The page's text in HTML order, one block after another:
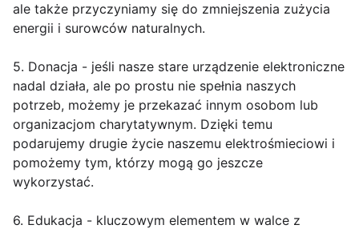
ale także przyczyniamy się do zmniejszenia zużycia
energii i surowców naturalnych.
5. Donacja - jeśli nasze stare urządzenie elektroniczne
nadal działa, ale po prostu nie spełnia naszych
potrzeb, możemy je przekazać innym osobom lub
organizacjom charytatywnym. Dzięki temu
podarujemy drugie życie naszemu elektrośmieciowi i
pomożemy tym, którzy mogą go jeszcze
wykorzystać.
6. Edukacja - kluczowym elementem w walce z